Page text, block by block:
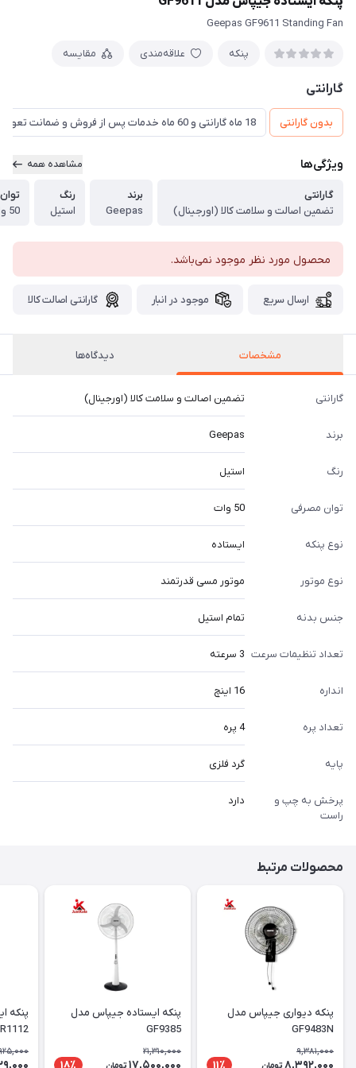
Geepas GF9611 Standing Fan
پنکه علاقه‌مندی مقایسه
گارانتی
بدون گارانتی 18 ماه گارانتی و 60 ماه خدمات پس از فروش و ضمانت تعویض
ویژگی‌ها مشاهده همه
گارانتی
تضمین اصالت و سلامت کالا (اورجینال)
برند
Geepas
رنگ
استیل
50 وات
محصول مورد نظر موجود نمی‌باشد.
ارسال سریع موجود در انبار گارانتی اصالت کالا
مشخصات دیدگاه‌ها
گارانتی تضمین اصالت و سلامت کالا (اورجینال)
برند Geepas
رنگ استیل
توان مصرفی 50 وات
نوع پنکه ایستاده
نوع موتور موتور مسی قدرتمند
جنس بدنه تمام استیل
تعداد تنظیمات سرعت 3 سرعته
انداره 16 اینچ
تعداد پره 4 پره
پایه گرد فلزی
پرخش به چپ و
راست
دارد
محصولات مرتبط
پنکه دیواری جیپاس مدل
GF9483N
9,381,000
تومان 11٪
پنکه ایستاده جیپاس مدل
GF9385
21,310,000
تومان 18٪
پنکه